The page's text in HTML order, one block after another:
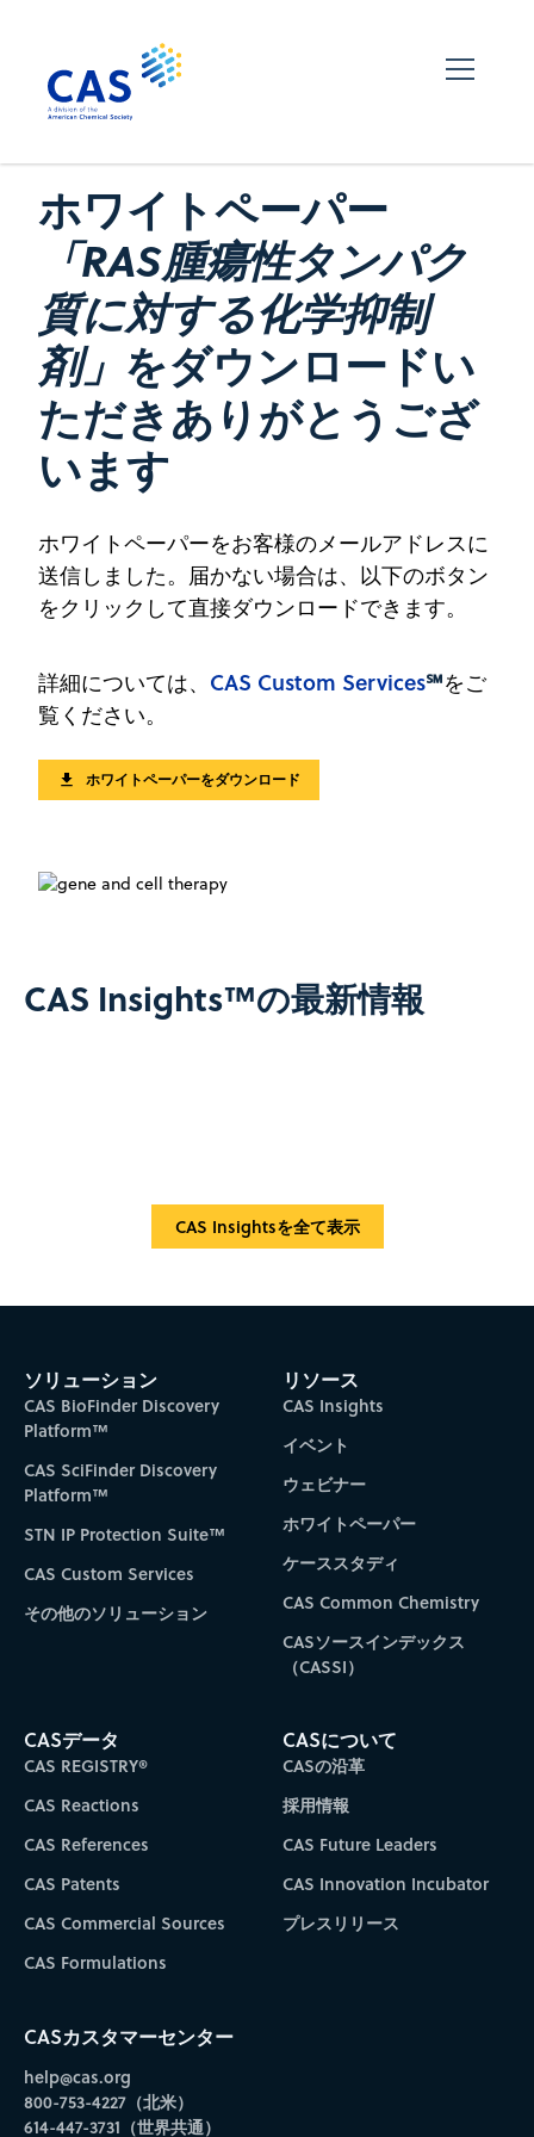
ホワイトペーパー
「RAS腫瘍性タンパク
質に対する化学抑制
剤」 をダウンロードい
ただきありがとうござ
います
ホワイトペーパーをお客様のメールアドレスに
送信しました。届かない場合は、以下のボタン
をクリックして直接ダウンロードできます。
詳細については、 CAS Custom Services℠をご
覧ください。
ホワイトペーパーをダウンロード
CAS Insights™の最新情報
CAS Insightsを全て表示
ソリューション
CAS BioFinder Discovery
Platform™
CAS SciFinder Discovery
Platform™
STN IP Protection Suite™
CAS Custom Services
その他のソリューション
リソース
CAS Insights
イベント
ウェビナー
ホワイトペーパー
ケーススタディ
CAS Common Chemistry
CASソースインデックス
（CASSI）
CASデータ
CAS REGISTRY®
CAS Reactions
CAS References
CAS Patents
CAS Commercial Sources
CAS Formulations
CASについて
CASの沿革
採用情報
CAS Future Leaders
CAS Innovation Incubator
プレスリリース
CASカスタマーセンター
help@cas.org
800-753-4227（北米）
614-447-3731（世界共通）